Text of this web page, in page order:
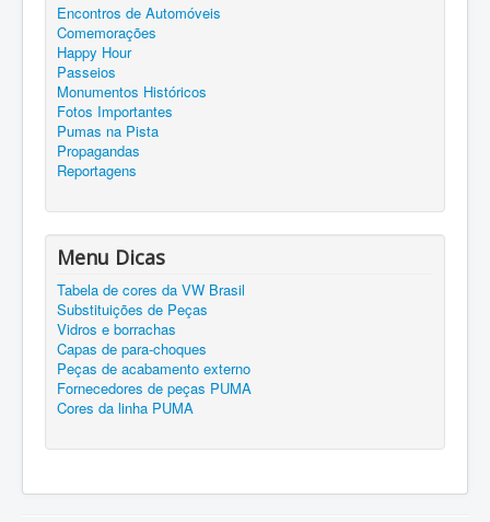
Encontros de Automóveis
Comemorações
Happy Hour
Passeios
Monumentos Históricos
Fotos Importantes
Pumas na Pista
Propagandas
Reportagens
Menu Dicas
Tabela de cores da VW Brasil
Substituições de Peças
Vidros e borrachas
Capas de para-choques
Peças de acabamento externo
Fornecedores de peças PUMA
Cores da linha PUMA